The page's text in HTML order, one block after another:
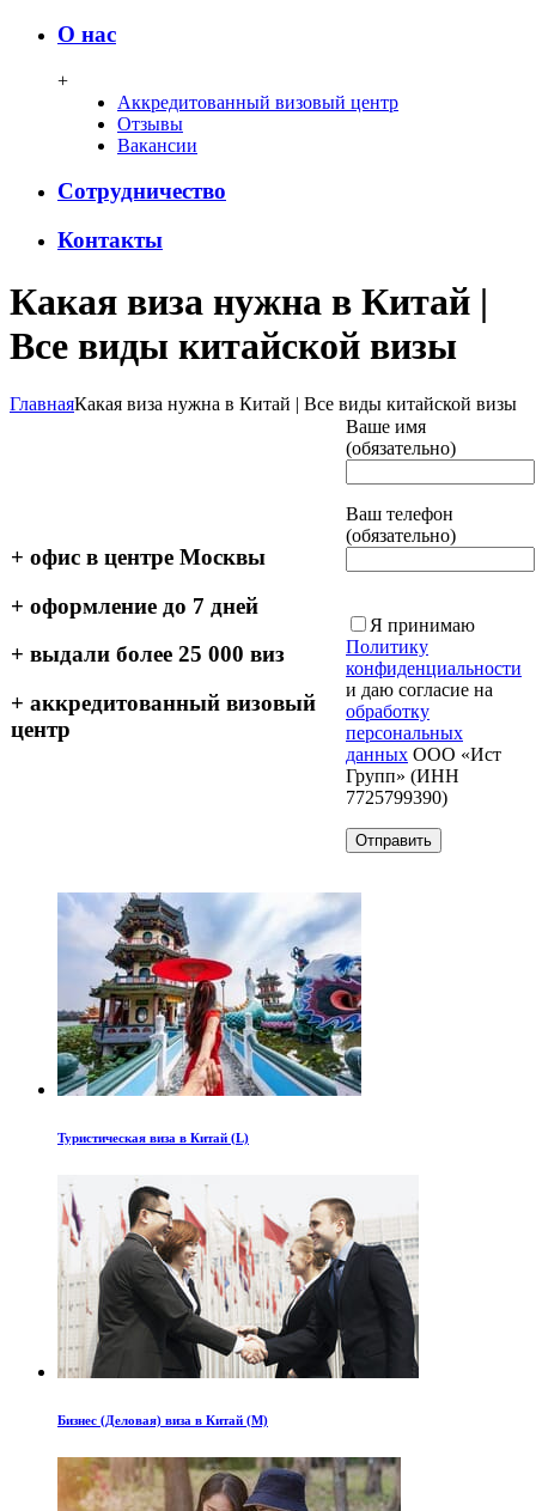
О нас
+
Аккредитованный визовый центр
Отзывы
Вакансии
Сотрудничество
Контакты
Какая виза нужна в Китай |
Все виды китайской визы
ГлавнаяКакая виза нужна в Китай | Все виды китайской визы
+ офис в центре Москвы
+ оформление до 7 дней
+ выдали более 25 000 виз
+ аккредитованный визовый
центр
Ваше имя
(обязательно)
Ваш телефон
(обязательно)
Я принимаю
Политику
конфиденциальности
и даю согласие на
обработку
персональных
данных ООО «Ист
Групп» (ИНН
7725799390)
Туристическая виза в Китай (L)
Бизнес (Деловая) виза в Китай (M)